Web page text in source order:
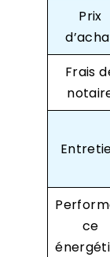
Prix
Frais
ce